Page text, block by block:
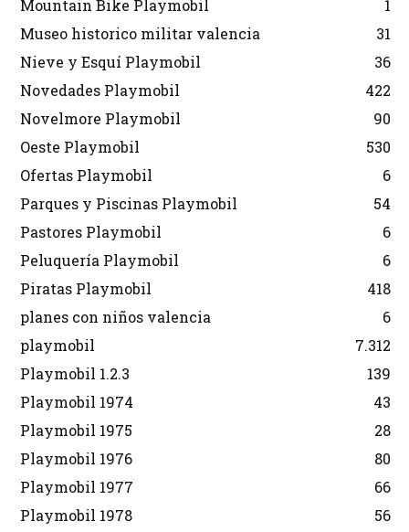
Mountain Bike Playmobil
1
Museo historico militar valencia
31
Nieve y Esquí Playmobil
36
Novedades Playmobil
422
Novelmore Playmobil
90
Oeste Playmobil
530
Ofertas Playmobil
6
Parques y Piscinas Playmobil
54
Pastores Playmobil
6
Peluquería Playmobil
6
Piratas Playmobil
418
planes con niños valencia
6
playmobil
7.312
Playmobil 1.2.3
139
Playmobil 1974
43
Playmobil 1975
28
Playmobil 1976
80
Playmobil 1977
66
Playmobil 1978
56